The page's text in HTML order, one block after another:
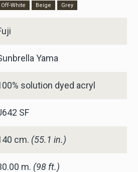
Off-White Beige Grey
Yama
solution dyed acryl
SF
cm. (55.1 in.)
m. (98 ft.)